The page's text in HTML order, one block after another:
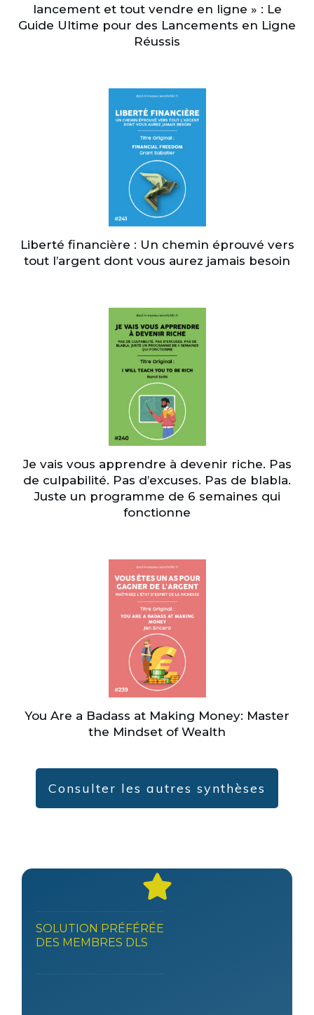
lancement et tout vendre en ligne » : Le
Guide Ultime pour des Lancements en Ligne
Réussis
Liberté financière : Un chemin éprouvé vers
tout l’argent dont vous aurez jamais besoin
Je vais vous apprendre à devenir riche. Pas
de culpabilité. Pas d’excuses. Pas de blabla.
Juste un programme de 6 semaines qui
fonctionne
You Are a Badass at Making Money: Master
the Mindset of Wealth
Consulter les autres synthèses
SOLUTION PRÉFÉRÉE
DES MEMBRES DLS